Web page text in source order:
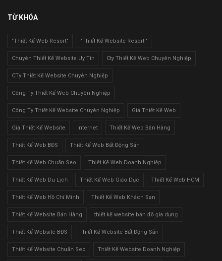
TỪ KHÓA
"Thiết Kế Web Resort" "Thiết Kế Website Resort "
Chuyên Thiết Kế Website Uy Tín Cty Thiết Kế Web Chuyên Nghiệp
CTy Thiết Kế Website Chuyên Nghiệp
Công Ty Thiết Kế Web Chuyên Nghiệp
Công Ty Thiết Kế Website Chuyên Nghiệp Giá Thiết Kế Web
Giá Thiết Kế Website Internet Thiết Kế Web Bán Hàng
Thiết Kế Web BĐS Thiết Kế Web Bất Động Sản
Thiết Kế Web Chuẩn Seo Thiết Kế Web Doanh Nghiệp
Thiết Kế Web Du Lịch Thiết Kế Web Giáo Dục Thiết Kế Web HCM
Thiết Kế Web Hồ Chí Minh Thiết Kế Web Khách Sạn
Thiết Kế Website Bán Hàng thiết kế website bán đồ gia dụng
Thiết Kế Website BĐS Thiết Kế Website Bất Động Sản
Thiết Kế Website Chuẩn Seo Thiết Kế Website Doanh Nghiệp